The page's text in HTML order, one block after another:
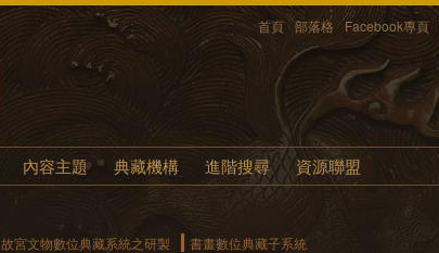
首頁 部落格 Facebook專頁
內容主題 典藏機構 進階搜尋 資源聯盟
故宮文物數位典藏系統之研製 書畫數位典藏子系統